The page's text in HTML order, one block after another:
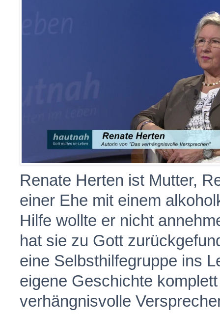
Renate Herten ist Mutter,
einer Ehe mit einem
Hilfe wollte er nicht
hat sie zu Gott
eine Selbsthilfegruppe ins
eigene Geschichte
verhängnisvolle